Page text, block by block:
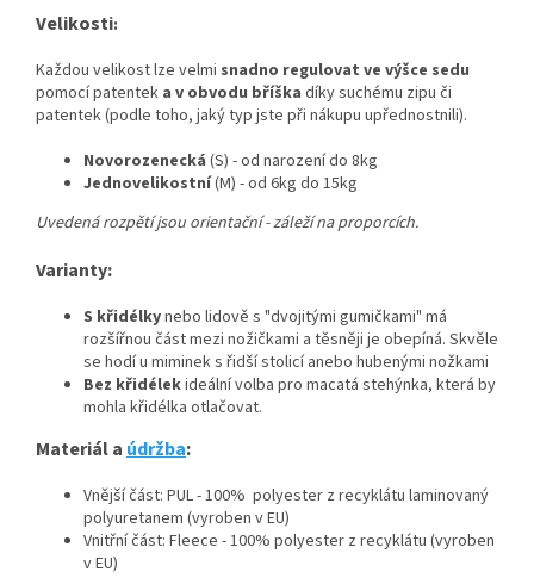
Velikosti:
Každou velikost lze velmi snadno regulovat ve výšce sedu
pomocí patentek a v obvodu bříška díky suchému zipu či
patentek (podle toho, jaký typ jste při nákupu upřednostnili).
Novorozenecká (S) - od narození do 8kg
Jednovelikostní(M) - od 6kg do 15kg
Uvedená rozpětí jsou orientační - záleží na proporcích.
Varianty:
S křidélkynebo lidově s "dvojitými gumičkami" má
rozšířnou část mezi nožičkami a těsněji je obepíná. Skvěle
se hodí u miminek s řidší stolicí anebo hubenými nožkami
Bez křidélekideální volba pro macatá stehýnka, která by
mohla křidélka otlačovat.
Materiál a údržba:
Vnější část: PUL - 100% polyester z recyklátu laminovaný
polyuretanem (vyroben v EU)
Vnitřní část: Fleece - 100% polyester z recyklátu (vyroben
v EU)